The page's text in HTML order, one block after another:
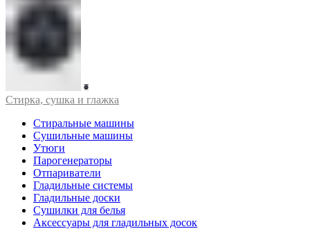
Стирка, сушка и глажка
Стиральные машины
Сушильные машины
Утюги
Парогенераторы
Отпариватели
Гладильные системы
Гладильные доски
Сушилки для белья
Аксессуары для гладильных досок